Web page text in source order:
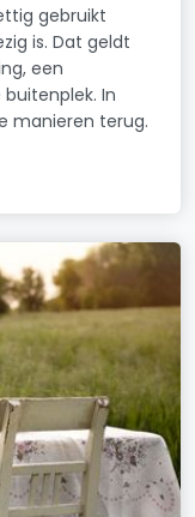
gebruikt
is. Dat geldt
een
In
manieren terug.